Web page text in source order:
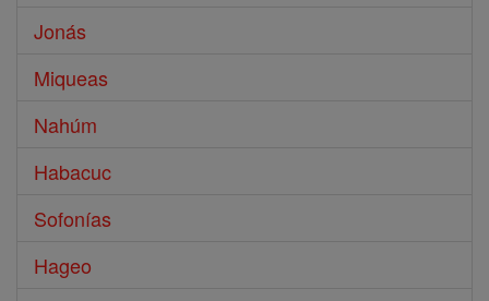
Jonás
Miqueas
Nahúm
Habacuc
Sofonías
Hageo